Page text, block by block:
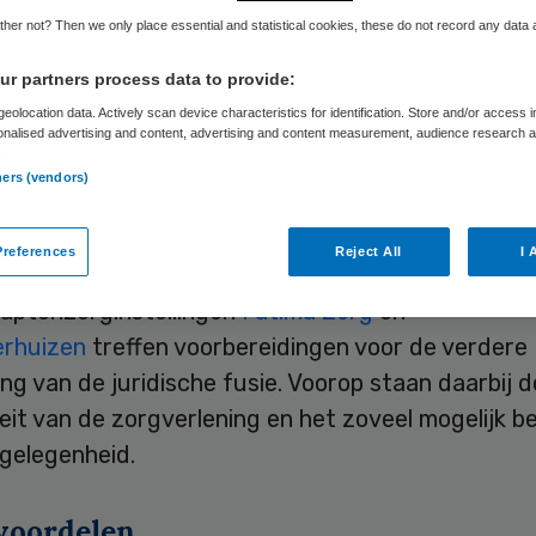
Skipr Redactie 4 maart 2013,14:52
uit Nieuw Wehl en Schreuderhuizen uit
fusie aan te gaan.
Fatima Zorgen
treffen voorbereidingen voor de verdere
van de juridische fusie. Voorop staan daarbij
van de zorgverlening en het zoveel mogelijk
not? Then we only place essential and statistical cookies, these do not record any data
partners process data to provide:
data. Actively scan device characteristics for identification. Store and/or access
advertising and content, advertising and content measurement, audience research
(vendors)
Reject All I